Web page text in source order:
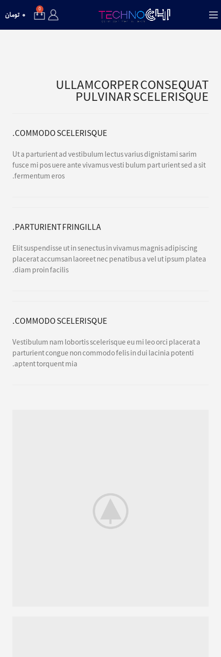
0
۰ تومان
ULLAMCORPER CONSEQUAT
PULVINAR SCELERISQUE
COMMODO SCELERISQUE.
Ut a parturient ad vestibulum lectus varius dignistami sarim
fusce mi pos uere ante vivamus vesti bulum part urient sed a sit
fermentum eros.
PARTURIENT FRINGILLA.
Elit suspendisse ut in senectus in vivamus magnis adipiscing
placerat accumsan laoreet nec penatibus a vel ut ipsum platea
diam proin facilis.
COMMODO SCELERISQUE.
Vestibulum nam lobortis scelerisque eu mi leo orci placerat a
parturient congue non commodo felis in dui lacinia potenti
aptent torquent mia.